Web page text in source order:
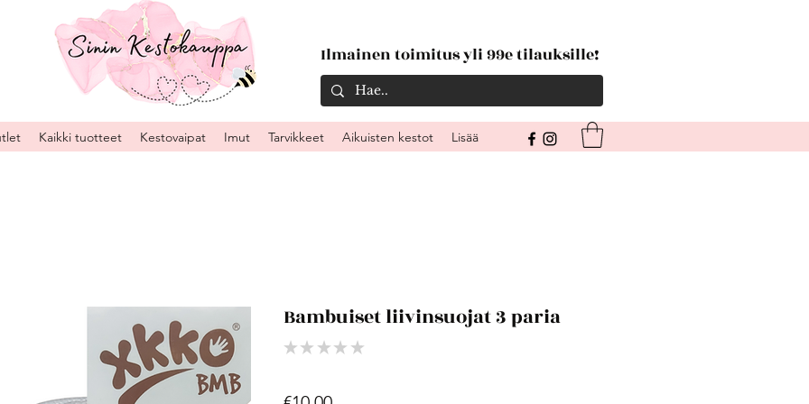
Ilmainen toimitus yli 99e tilauksille!
Kaikki tuotteet Kestovaipat Imut Tarvikkeet Aikuisten kestot Lisää
Bambuiset liivinsuojat 3 paria
★ ★ ★ ★ ★